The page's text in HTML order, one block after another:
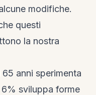
modifiche.
questi
la nostra
anni sperimenta
sviluppa forme